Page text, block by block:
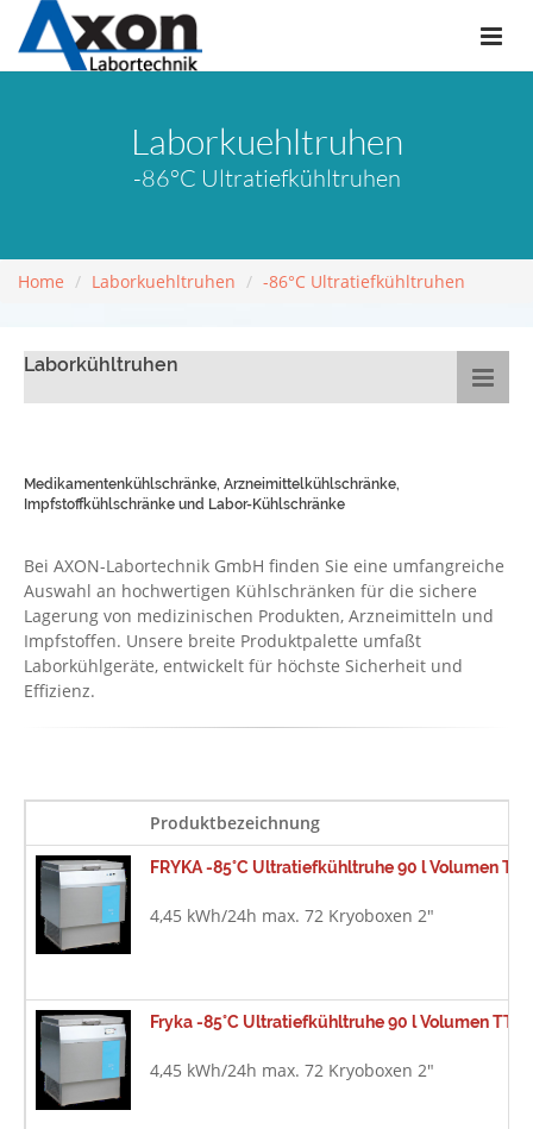
Laborkuehltruhen
-86°C Ultratiefkühltruhen
Home Laborkuehltruhen -86°C Ultratiefkühltruhen
Laborkühltruhen
Medikamentenkühlschränke, Arzneimittelkühlschränke,
Impfstoffkühlschränke und Labor-Kühlschränke
Bei AXON-Labortechnik GmbH finden Sie eine umfangreiche
Auswahl an hochwertigen Kühlschränken für die sichere
Lagerung von medizinischen Produkten, Arzneimitteln und
Impfstoffen. Unsere breite Produktpalette umfaßt
Laborkühlgeräte, entwickelt für höchste Sicherheit und
Effizienz.
Produktbezeichnung
FRYKA -85°C Ultratiefkühltruhe 90 l Volumen TT
4,45 kWh/24h max. 72 Kryoboxen 2"
Fryka -85°C Ultratiefkühltruhe 90 l Volumen
4,45 kWh/24h max. 72 Kryoboxen 2"